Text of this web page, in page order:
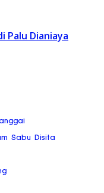
Palu Dianiaya
Sabu Disita